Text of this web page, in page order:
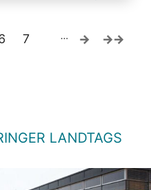
7 …
LANDTAGS